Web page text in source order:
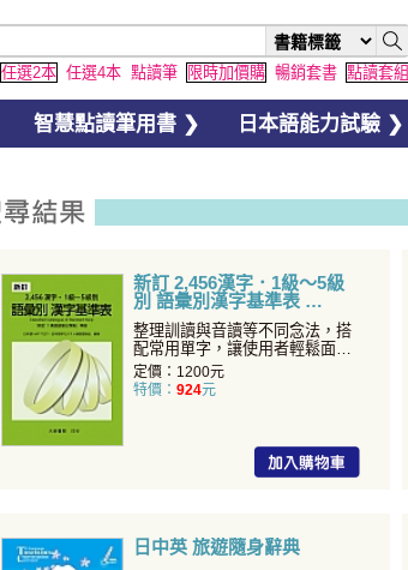
任選2本 任選4本 點讀筆 限時加價購 暢銷套書 點讀套組
智慧點讀筆用書 ❯ 日本語能力試驗 ❯
新訂 2,456漢字．1級～5級
別 語彙別漢字基準表
整理訓讀與音讀等不同念法，搭
配常用單字，讓使用者輕鬆面對
漢字試題！...
定價：1200元
特價： 924元
日中英 旅遊隨身辭典